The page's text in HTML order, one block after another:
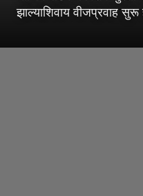
झाल्याशिवाय वीजप्रवाह सुरू